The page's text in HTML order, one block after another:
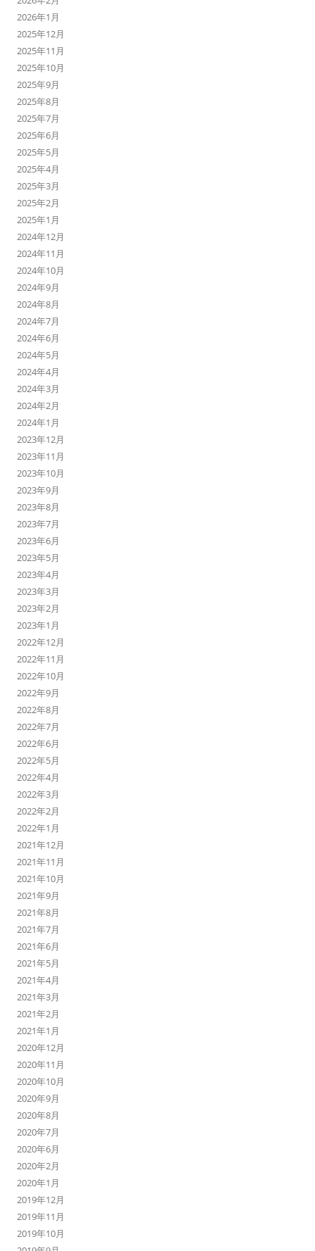
2026年1月
2025年12月
2025年11月
2025年10月
2025年9月
2025年8月
2025年7月
2025年6月
2025年5月
2025年4月
2025年3月
2025年2月
2025年1月
2024年12月
2024年11月
2024年10月
2024年9月
2024年8月
2024年7月
2024年6月
2024年5月
2024年4月
2024年3月
2024年2月
2024年1月
2023年12月
2023年11月
2023年10月
2023年9月
2023年8月
2023年7月
2023年6月
2023年5月
2023年4月
2023年3月
2023年2月
2023年1月
2022年12月
2022年11月
2022年10月
2022年9月
2022年8月
2022年7月
2022年6月
2022年5月
2022年4月
2022年3月
2022年2月
2022年1月
2021年12月
2021年11月
2021年10月
2021年9月
2021年8月
2021年7月
2021年6月
2021年5月
2021年4月
2021年3月
2021年2月
2021年1月
2020年12月
2020年11月
2020年10月
2020年9月
2020年8月
2020年7月
2020年6月
2020年2月
2020年1月
2019年12月
2019年11月
2019年10月